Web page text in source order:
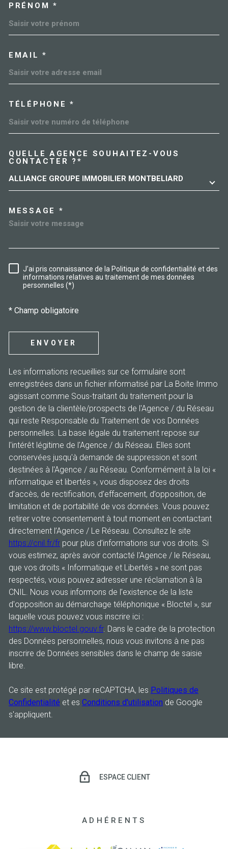
PRÉNOM *
EMAIL *
TÉLÉPHONE *
QUELLE AGENCE SOUHAITEZ-VOUS
CONTACTER ?*
ALLIANCE GROUPE IMMOBILIER MONTBELIARD
MESSAGE *
RÈGLEMENTATION
J'ai pris connaissance de la Politique de confidentialité et des
informations relatives au traitement de mes données
personnelles (*)
* Champ obligatoire
ENVOYER
Les informations recueillies sur ce formulaire sont
enregistrées dans un fichier informatisé par La Boite Immo
agissant comme Sous-traitant du traitement pour la
gestion de la clientèle/prospects de l'Agence / du Réseau
qui reste Responsable du Traitement de vos Données
personnelles. La base légale du traitement repose sur
l'intérêt légitime de l'Agence / du Réseau. Elles sont
conservées jusqu'à demande de suppression et sont
destinées à l'Agence / au Réseau. Conformément à la loi «
informatique et libertés », vous disposez des droits
d’accès, de rectification, d’effacement, d’opposition, de
limitation et de portabilité de vos données. Vous pouvez
retirer votre consentement à tout moment en contactant
directement l’Agence / Le Réseau. Consultez le site
https://cnil.fr/fr pour plus d’informations sur vos droits. Si
vous estimez, après avoir contacté l'Agence / le Réseau,
que vos droits « Informatique et Libertés » ne sont pas
respectés, vous pouvez adresser une réclamation à la
CNIL. Nous vous informons de l’existence de la liste
d'opposition au démarchage téléphonique « Bloctel », sur
laquelle vous pouvez vous inscrire ici :
https://www.bloctel.gouv.fr. Dans le cadre de la protection
des Données personnelles, nous vous invitons à ne pas
inscrire de Données sensibles dans le champ de saisie
libre.
Ce site est protégé par reCAPTCHA, les Politiques de
Confidentialité et es Conditions d'utilisation de Google
s'appliquent.
ESPACE CLIENT
ADHÉRENTS